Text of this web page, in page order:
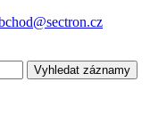
Vyhledat záznamy